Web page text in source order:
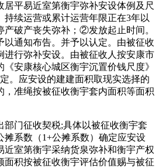
居平易近室第衡宇弥补安设体例及尺
持续运营或累计运营年限正在3年以
产破产丧失弥补；②发放起止时间。
以通知布告。并予以认定。由被征收
进行弥补安设。由被征收人按安康市
安康核心城区衡宇沉置价钱尺度》
。应安设的建建面积取现实选择的
，准绳按被征收衡宇套内面积等面积
门征收契税;具体以被征收衡宇套
摊系数（1+公摊系数）确定应安设
近室第衡宇采纳货泉弥补和衡宇产权
面积按被征收衡宇评估价值赐与被征